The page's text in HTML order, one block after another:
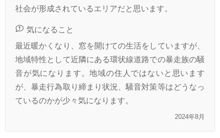
社会が形成されているエリアだと思います。
気になること
最近暖かくなり、窓を開けての生活をしていますが、
地域特性として近隣にある環状線道路での暴走族の騒
音が気になります。地域の住人ではないと思います
が、暴走行為取り締まり状況、騒音対策等はどうなっ
ているのかが少々気になります。
2024年8月